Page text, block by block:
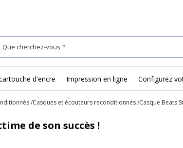
d'encre Impression en ligne Configurez
Casques et écouteurs reconditionnés Casque Beats
de son succès !